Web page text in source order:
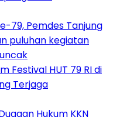
79, Pemdes Tanjung
puluhan kegiatan
Festival HUT 79 RI di
Terjaga
Hukum KKN